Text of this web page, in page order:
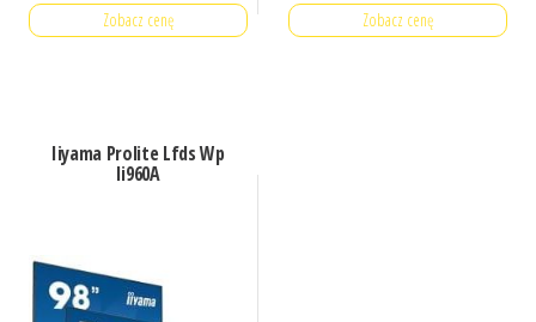
Zobacz cenę Zobacz cenę
Iiyama Prolite Lfds Wp
Ii960A